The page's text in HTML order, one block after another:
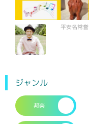
平安名常誉
ジャンル
邦楽